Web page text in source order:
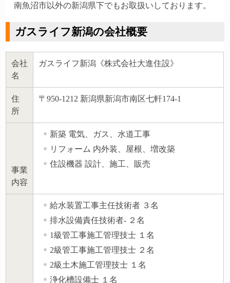
南魚沼市以外の新潟県下でもお取扱いしております。
ガスライフ新潟の会社概要
会社
名
ガスライフ新潟《株式会社大進住設》
住
所
〒950-1212 新潟県新潟市南区七軒174-1
事業
内容
新築 電気、ガス、水道工事
リフォーム 内外装、屋根、増改築
住設機器 設計、施工、販売
給水装置工事主任技術者 ３名
排水設備責任技術者- ２名
1級管工事施工管理技士 １名
2級管工事施工管理技士 ２名
2級土木施工管理技士 １名
浄化槽設備士 １名